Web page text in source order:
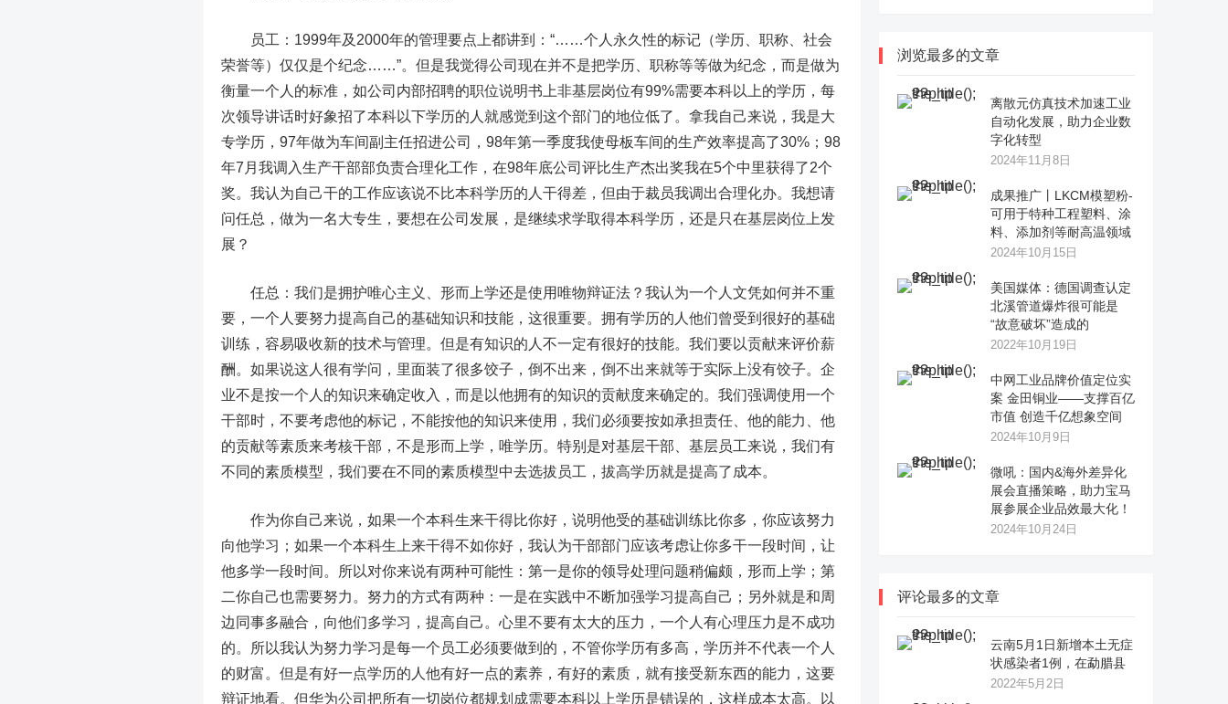
员工：1999年及2000年的管理要点上都讲到：“……个人永久性的标记（学历、职称、社会
荣誉等）仅仅是个纪念……”。但是我觉得公司现在并不是把学历、职称等等做为纪念，而是做为
衡量一个人的标准，如公司内部招聘的职位说明书上非基层岗位有99%需要本科以上的学历，每
次领导讲话时好象招了本科以下学历的人就感觉到这个部门的地位低了。拿我自己来说，我是大
专学历，97年做为车间副主任招进公司，98年第一季度我使母板车间的生产效率提高了30%；98
年7月我调入生产干部部负责合理化工作，在98年底公司评比生产杰出奖我在5个中里获得了2个
奖。我认为自己干的工作应该说不比本科学历的人干得差，但由于裁员我调出合理化办。我想请
问任总，做为一名大专生，要想在公司发展，是继续求学取得本科学历，还是只在基层岗位上发
展？
任总：我们是拥护唯心主义、形而上学还是使用唯物辩证法？我认为一个人文凭如何并不重
要，一个人要努力提高自己的基础知识和技能，这很重要。拥有学历的人他们曾受到很好的基础
训练，容易吸收新的技术与管理。但是有知识的人不一定有很好的技能。我们要以贡献来评价薪
酬。如果说这人很有学问，里面装了很多饺子，倒不出来，倒不出来就等于实际上没有饺子。企
业不是按一个人的知识来确定收入，而是以他拥有的知识的贡献度来确定的。我们强调使用一个
干部时，不要考虑他的标记，不能按他的知识来使用，我们必须要按如承担责任、他的能力、他
的贡献等素质来考核干部，不是形而上学，唯学历。特别是对基层干部、基层员工来说，我们有
不同的素质模型，我们要在不同的素质模型中去选拔员工，拔高学历就是提高了成本。
作为你自己来说，如果一个本科生来干得比你好，说明他受的基础训练比你多，你应该努力
向他学习；如果一个本科生上来干得不如你好，我认为干部部门应该考虑让你多干一段时间，让
他多学一段时间。所以对你来说有两种可能性：第一是你的领导处理问题稍偏颇，形而上学；第
二你自己也需要努力。努力的方式有两种：一是在实践中不断加强学习提高自己；另外就是和周
边同事多融合，向他们多学习，提高自己。心里不要有太大的压力，一个人有心理压力是不成功
的。所以我认为努力学习是每一个员工必须要做到的，不管你学历有多高，学历并不代表一个人
的财富。但是有好一点学历的人他有好一点的素养，有好的素质，就有接受新东西的能力，这要
辩证地看。但华为公司把所有一切岗位都规划成需要本科以上学历是错误的，这样成本太高。以
浏览最多的文章
离散元仿真技术加速工业
自动化发展，助力企业数
字化转型
2024年11月8日
成果推广丨LKCM模塑粉-
可用于特种工程塑料、涂
料、添加剂等耐高温领域
2024年10月15日
美国媒体：德国调查认定
北溪管道爆炸很可能是
“故意破坏”造成的
2022年10月19日
中网工业品牌价值定位实
案 金田铜业——支撑百亿
市值 创造千亿想象空间
2024年10月9日
微吼：国内&海外差异化
展会直播策略，助力宝马
展参展企业品效最大化！
2024年10月24日
评论最多的文章
云南5月1日新增本土无症
状感染者1例，在勐腊县
2022年5月2日